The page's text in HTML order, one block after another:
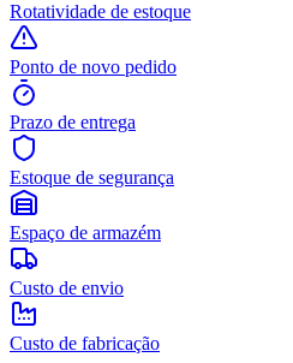
Rotatividade de estoque
Ponto de novo pedido
Prazo de entrega
Estoque de segurança
Espaço de armazém
Custo de envio
Custo de fabricação